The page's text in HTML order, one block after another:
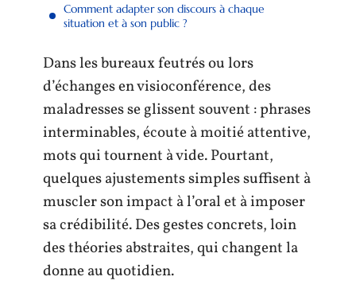
Comment adapter son discours à chaque
situation et à son public ?
Dans les bureaux feutrés ou lors
d’échanges en visioconférence, des
maladresses se glissent souvent : phrases
interminables, écoute à moitié attentive,
mots qui tournent à vide. Pourtant,
quelques ajustements simples suffisent à
muscler son impact à l’oral et à imposer
sa crédibilité. Des gestes concrets, loin
des théories abstraites, qui changent la
donne au quotidien.